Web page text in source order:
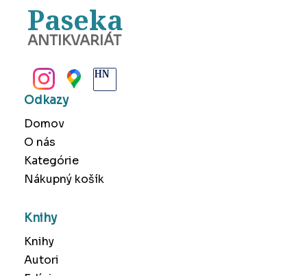
Paseka
ANTIKVARIÁT
Odkazy
Domov
O nás
Kategórie
Nákupný košík
Knihy
Knihy
Autori